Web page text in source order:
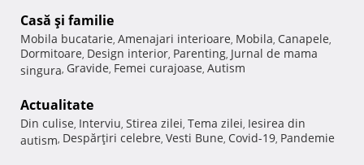
Casă şi familie
Mobila bucatarie, Amenajari interioare, Mobila, Canapele,
Dormitoare, Design interior, Parenting, Jurnal de mama
singura, Gravide, Femei curajoase, Autism
Actualitate
Din culise, Interviu, Stirea zilei, Tema zilei, Iesirea din
autism, Despărţiri celebre, Vesti Bune, Covid-19, Pandemie